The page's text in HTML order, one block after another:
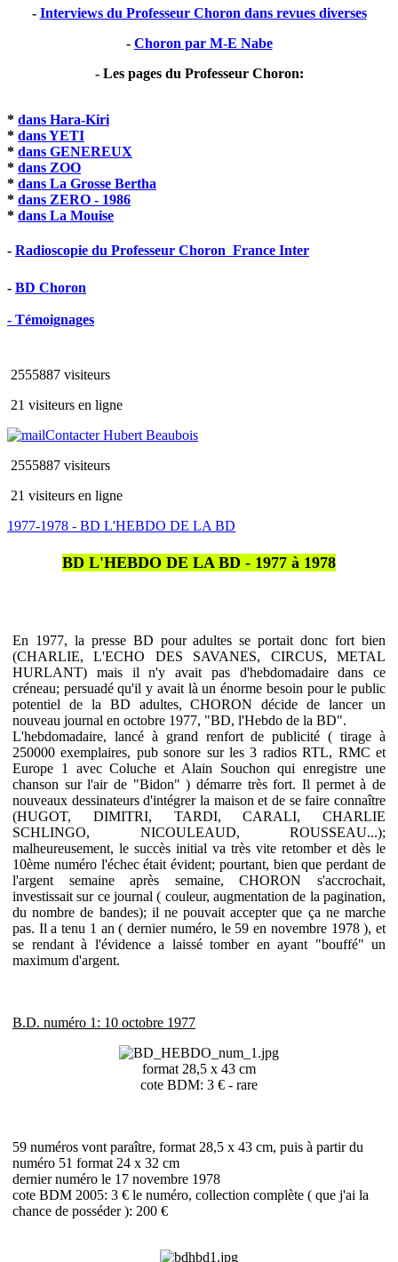
- Interviews du Professeur Choron dans revues diverses
- Choron par M-E Nabe
- Les pages du Professeur Choron:
* dans Hara-Kiri
* dans YETI
* dans GENEREUX
* dans ZOO
* dans La Grosse Bertha
* dans ZERO - 1986
* dans La Mouise
- Radioscopie du Professeur Choron  France Inter
- BD Choron
- Témoignages
2555887 visiteurs
21 visiteurs en ligne
Contacter Hubert Beaubois
2555887 visiteurs
21 visiteurs en ligne
1977-1978 - BD L'HEBDO DE LA BD
BD L'HEBDO DE LA BD - 1977 à 1978
En 1977, la presse BD pour adultes se portait donc fort bien
(CHARLIE, L'ECHO DES SAVANES, CIRCUS, METAL
HURLANT) mais il n'y avait pas d'hebdomadaire dans ce
créneau; persuadé qu'il y avait là un énorme besoin pour le public
potentiel de la BD adultes, CHORON décide de lancer un
nouveau journal en octobre 1977, "BD, l'Hebdo de la BD".
L'hebdomadaire, lancé à grand renfort de publicité ( tirage à
250000 exemplaires, pub sonore sur les 3 radios RTL, RMC et
Europe 1 avec Coluche et Alain Souchon qui enregistre une
chanson sur l'air de "Bidon" ) démarre très fort. Il permet à de
nouveaux dessinateurs d'intégrer la maison et de se faire connaître
(HUGOT, DIMITRI, TARDI, CARALI, CHARLIE
SCHLINGO, NICOULEAUD, ROUSSEAU...);
malheureusement, le succès initial va très vite retomber et dès le
10ème numéro l'échec était évident; pourtant, bien que perdant de
l'argent semaine après semaine, CHORON s'accrochait,
investissait sur ce journal ( couleur, augmentation de la pagination,
du nombre de bandes); il ne pouvait accepter que ça ne marche
pas. Il a tenu 1 an ( dernier numéro, le 59 en novembre 1978 ), et
se rendant à l'évidence a laissé tomber en ayant "bouffé" un
maximum d'argent.
B.D. numéro 1: 10 octobre 1977
format 28,5 x 43 cm
cote BDM: 3 € - rare
59 numéros vont paraître, format 28,5 x 43 cm, puis à partir du
numéro 51 format 24 x 32 cm
dernier numéro le 17 novembre 1978
cote BDM 2005: 3 € le numéro, collection complète ( que j'ai la
chance de posséder ): 200 €